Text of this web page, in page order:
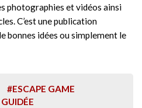
photographies et vidéos ainsi
C’est une publication
bonnes idées ou simplement le
#ESCAPE GAME